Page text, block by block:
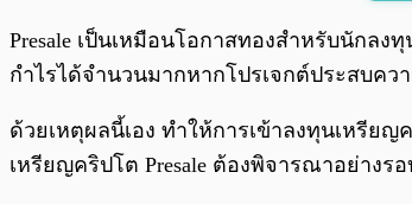
พร้อมเล่น
Presale เป็นเหมือนโอกาสทองสำหรับนักล
กำไรได้จำนวนมากหากโปรเจกต์ประสบควา
ด้วยเหตุผลนี้เอง ทำให้การเข้าลงทุนเหรีย
เหรียญคริปโต Presale ต้องพิจารณาอย่างร